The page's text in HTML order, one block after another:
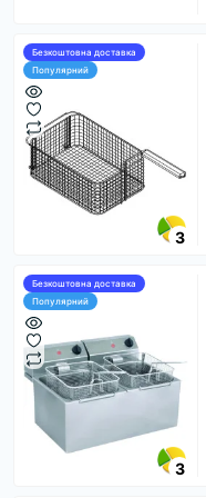
Безкоштовна доставка
Популярний
3
Безкоштовна доставка
Популярний
3